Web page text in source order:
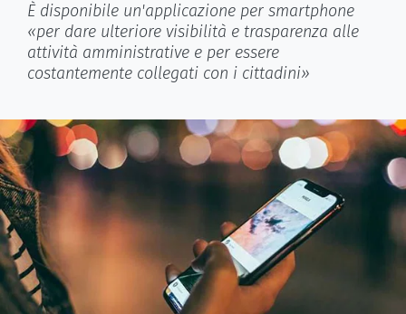
È disponibile un'applicazione per smartphone
«per dare ulteriore visibilità e trasparenza alle
attività amministrative e per essere
costantemente collegati con i cittadini»